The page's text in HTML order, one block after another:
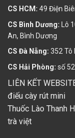
CS HCM: 49 Điện
CS Bình Dương:
Lô
An, Bình Dương
CS Đà Nẵng: 352 Tô
CS Hải Phòng: số
LIÊN KẾT
điếu cày rút mini
Thuốc Lào Thanh
trà việt